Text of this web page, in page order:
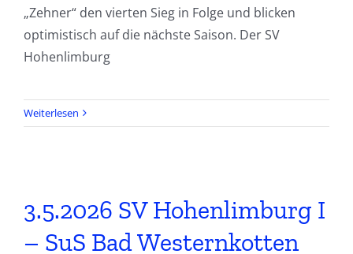
„Zehner“ den vierten Sieg in Folge und blicken
optimistisch auf die nächste Saison. Der SV
Hohenlimburg
Weiterlesen
3.5.2026 SV Hohenlimburg I
– SuS Bad Westernkotten